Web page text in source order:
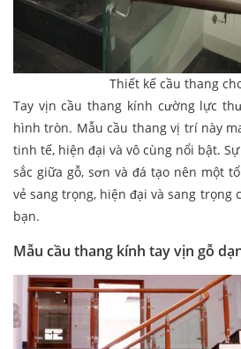
Thiết kế cầu thang
Tay vịn cầu thang kính cường lực
hình tròn. Mẫu cầu thang vị trí này
tinh tế, hiện đại và vô cùng nổi bật.
sắc giữa gỗ, sơn và đá tạo nên một
vẻ sang trọng, hiện đại và sang trọng
bạn.
Mẫu cầu thang kính tay vịn gỗ